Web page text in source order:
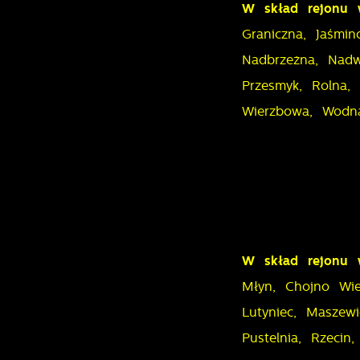
W skład rejonu
Graniczna,
Nadbrzeżna,
Przesmyk,
Wierzbowa,
W skład rejonu
Młyn, Chojno
Lutyniec,
Pustelnia,
i